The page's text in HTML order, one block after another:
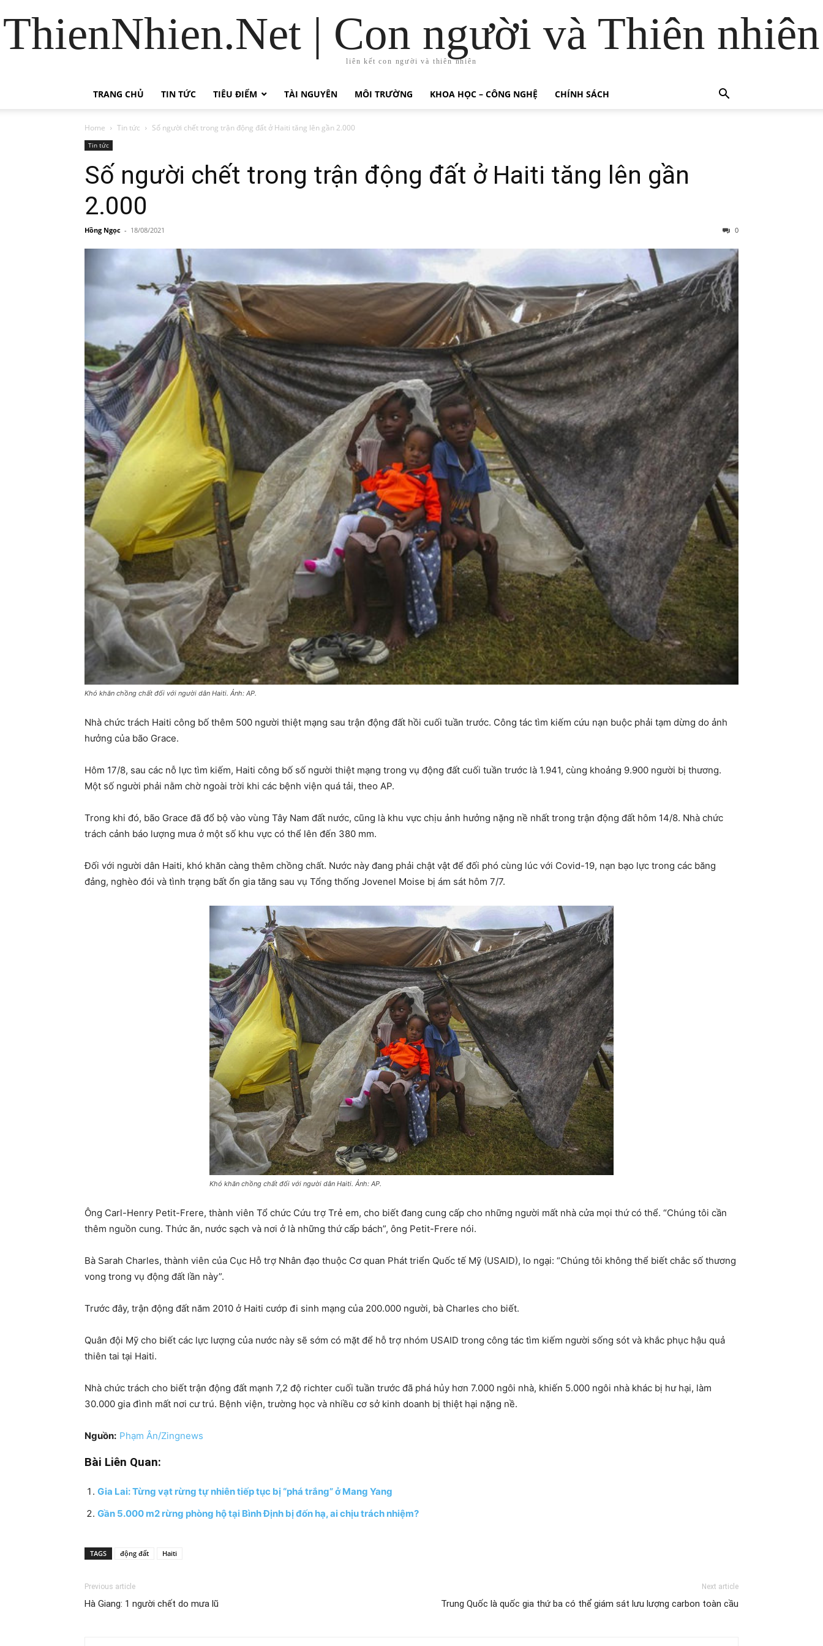
ThienNhien.Net | Con người và Thiên nhiên
liên kết con người và thiên nhiên
TRANG CHỦ TIN TỨC TIÊU ĐIỂM TÀI NGUYÊN MÔI TRƯỜNG KHOA HỌC – CÔNG NGHỆ CHÍNH SÁCH
Home Tin tức Số người chết trong trận động đất ở Haiti tăng lên gần 2.000
Tin tức
Số người chết trong trận động đất ở Haiti tăng lên gần
2.000
Hồng Ngọc - 18/08/2021 0
Khó khăn chồng chất đối với người dân Haiti. Ảnh: AP.
Nhà chức trách Haiti công bố thêm 500 người thiệt mạng sau trận động đất hồi cuối tuần trước. Công tác tìm kiếm cứu nạn buộc phải tạm dừng do ảnh
hưởng của bão Grace.
Hôm 17/8, sau các nỗ lực tìm kiếm, Haiti công bố số người thiệt mạng trong vụ động đất cuối tuần trước là 1.941, cùng khoảng 9.900 người bị thương.
Một số người phải nằm chờ ngoài trời khi các bệnh viện quá tải, theo AP.
Trong khi đó, bão Grace đã đổ bộ vào vùng Tây Nam đất nước, cũng là khu vực chịu ảnh hưởng nặng nề nhất trong trận động đất hôm 14/8. Nhà chức
trách cảnh báo lượng mưa ở một số khu vực có thể lên đến 380 mm.
Đối với người dân Haiti, khó khăn càng thêm chồng chất. Nước này đang phải chật vật để đối phó cùng lúc với Covid-19, nạn bạo lực trong các băng
đảng, nghèo đói và tình trạng bất ổn gia tăng sau vụ Tổng thống Jovenel Moise bị ám sát hôm 7/7.
Khó khăn chồng chất đối với người dân Haiti. Ảnh: AP.
Ông Carl-Henry Petit-Frere, thành viên Tổ chức Cứu trợ Trẻ em, cho biết đang cung cấp cho những người mất nhà cửa mọi thứ có thể. “Chúng tôi cần
thêm nguồn cung. Thức ăn, nước sạch và nơi ở là những thứ cấp bách”, ông Petit-Frere nói.
Bà Sarah Charles, thành viên của Cục Hỗ trợ Nhân đạo thuộc Cơ quan Phát triển Quốc tế Mỹ (USAID), lo ngại: “Chúng tôi không thể biết chắc số thương
vong trong vụ động đất lần này”.
Trước đây, trận động đất năm 2010 ở Haiti cướp đi sinh mạng của 200.000 người, bà Charles cho biết.
Quân đội Mỹ cho biết các lực lượng của nước này sẽ sớm có mặt để hỗ trợ nhóm USAID trong công tác tìm kiếm người sống sót và khắc phục hậu quả
thiên tai tại Haiti.
Nhà chức trách cho biết trận động đất mạnh 7,2 độ richter cuối tuần trước đã phá hủy hơn 7.000 ngôi nhà, khiến 5.000 ngôi nhà khác bị hư hại, làm
30.000 gia đình mất nơi cư trú. Bệnh viện, trường học và nhiều cơ sở kinh doanh bị thiệt hại nặng nề.
Nguồn: Phạm Ân/Zingnews
Bài Liên Quan:
Gia Lai: Từng vạt rừng tự nhiên tiếp tục bị “phá trắng” ở Mang Yang
Gần 5.000 m2 rừng phòng hộ tại Bình Định bị đốn hạ, ai chịu trách nhiệm?
TAGS động đất Haiti
Previous article
Hà Giang: 1 người chết do mưa lũ
Next article
Trung Quốc là quốc gia thứ ba có thể giám sát lưu lượng carbon toàn cầu